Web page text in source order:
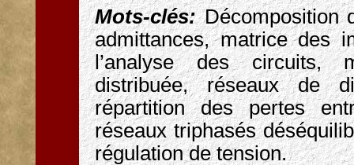
Mots-clés:Décomposition
admittances, matrice des
l’analyse des circuits,
distribuée, réseaux de
répartition des pertes
réseaux triphasés
régulation de tension.